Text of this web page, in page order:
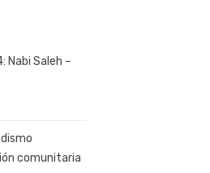
Nabi Saleh –
comunitaria